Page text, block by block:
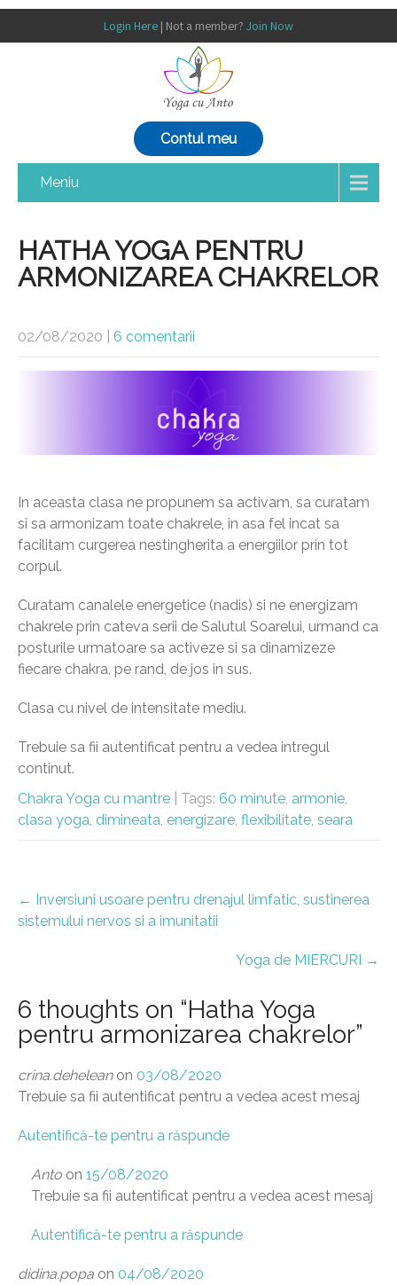
Login Here | Not a member? Join Now
Contul meu
Meniu
HATHA YOGA PENTRU
ARMONIZAREA CHAKRELOR
02/08/2020 6 comentarii
In aceasta clasa ne propunem sa activam, sa curatam
si sa armonizam toate chakrele, in asa fel incat sa
facilitam curgerea nestingherita a energiilor prin tot
corpul.
Curatam canalele energetice (nadis) si ne energizam
chakrele prin cateva serii de Salutul Soarelui, urmand ca
posturile urmatoare sa activeze si sa dinamizeze
fiecare chakra, pe rand, de jos in sus.
Clasa cu nivel de intensitate mediu.
Trebuie sa fii autentificat pentru a vedea intregul
continut.
Chakra Yoga cu mantre
| Tags: 60 minute, armonie,
clasa yoga, dimineata, energizare, flexibilitate, seara
Post
navigation
← Inversiuni usoare pentru drenajul limfatic, sustinerea
sistemului nervos si a imunitatii
Yoga de MIERCURI →
6 thoughts on “Hatha Yoga
pentru armonizarea chakrelor”
crina.deheleanon 03/08/2020
Trebuie sa fii autentificat pentru a vedea acest mesaj
Autentifică-te pentru a răspunde
Anto on 15/08/2020
Trebuie sa fii autentificat pentru a vedea acest mesaj
Autentifică-te pentru a răspunde
didina.popa on 04/08/2020